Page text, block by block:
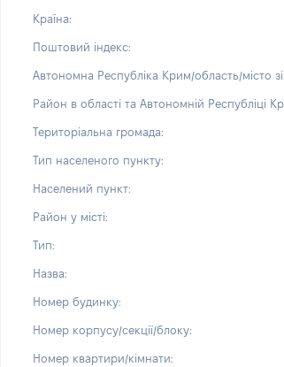
Країна:
Поштовий індекс:
Автономна Республіка Крим/область/місто
Район в області та Автономній Республіці
Територіальна громада:
Тип населеного пункту:
Населений пункт:
Район у місті:
Тип:
Назва:
Номер будинку:
Номер корпусу/секції/блоку:
Номер квартири/кімнати: